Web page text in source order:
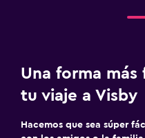
Una forma
tu viaje a Visby
Hacemos que sea súper